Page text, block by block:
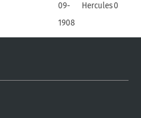
09-
1908
Hercules0